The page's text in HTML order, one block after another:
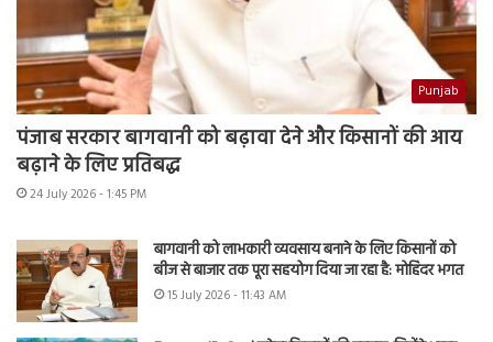
Punjab
पंजाब सरकार बागवानी को बढ़ावा देने और किसानों की आय
बढ़ाने के लिए प्रतिबद्ध
24 July 2026 - 1:45 PM
बागवानी को लाभकारी व्यवसाय बनाने के लिए किसानों को
बीज से बाजार तक पूरा सहयोग दिया जा रहा है: मोहिंदर भगत
15 July 2026 - 11:43 AM